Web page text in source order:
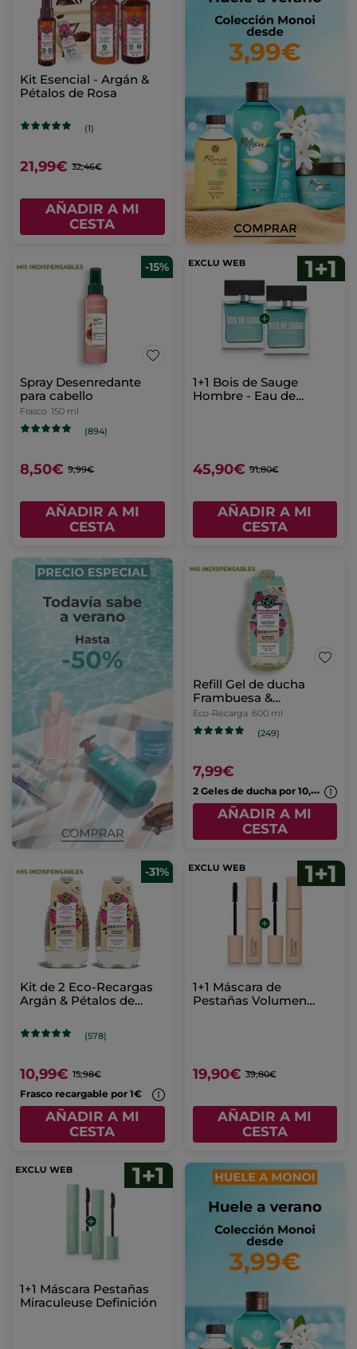
Kit Esencial - Argán &
Pétalos de Rosa
(1)
21,99€ 32,46€
AÑADIR A MI
CESTA
-15%
Spray Desenredante
para cabello
Frasco 150 ml
(894)
8,50€ 9,99€
AÑADIR A MI
CESTA
1+1 Bois de Sauge
Hombre - Eau de
45,90€ 91,80€
AÑADIR A MI
CESTA
Refill Gel de ducha
Frambuesa &
Hierbabuena
Eco-Recarga 600 ml
(249)
7,99€
2
Geles de ducha por 10,99€
AÑADIR A MI
CESTA
-31%
Kit de 2 Eco-Recargas
Argán & Pétalos de
(578)
10,99€ 15,98€
Frasco recargable por 1€
AÑADIR A MI
CESTA
1+1 Máscara de
Pestañas Volumen
19,90€ 39,80€
AÑADIR A MI
CESTA
1+1 Máscara Pestañas
Miraculeuse Definición